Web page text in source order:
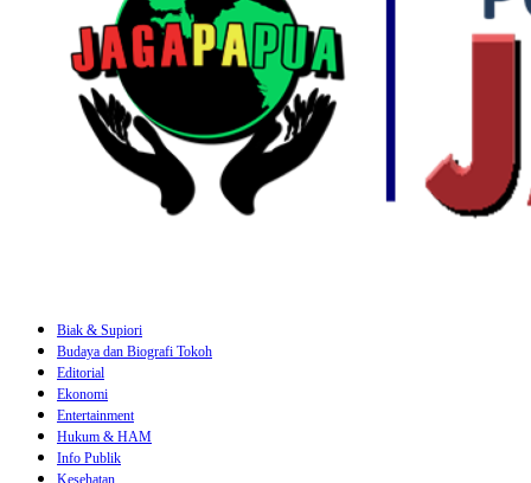
Biak & Supiori
Budaya dan Biografi Tokoh
Editorial
Ekonomi
Entertainment
Hukum & HAM
Info Publik
Kesehatan